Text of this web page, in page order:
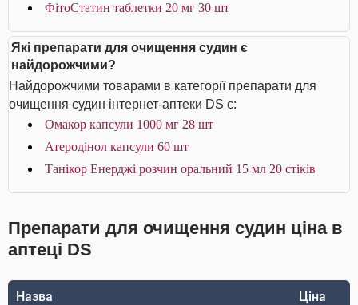
ФітоСтатин таблетки 20 мг 30 шт
Які препарати для очищення судин є
найдорожчими?
Найдорожчими товарами в категорії препарати для
очищення судин інтернет-аптеки DS є:
Омакор капсули 1000 мг 28 шт
Атеродінол капсули 60 шт
Танікор Енерджі розчин оральний 15 мл 20 стіків
Препарати для очищення судин ціна в
аптеці DS
Назва Ціна